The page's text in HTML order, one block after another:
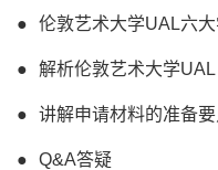
● 伦敦艺术大学UAL六
● 解析伦敦艺术大学
● 讲解申请材料的准备
● Q&A答疑